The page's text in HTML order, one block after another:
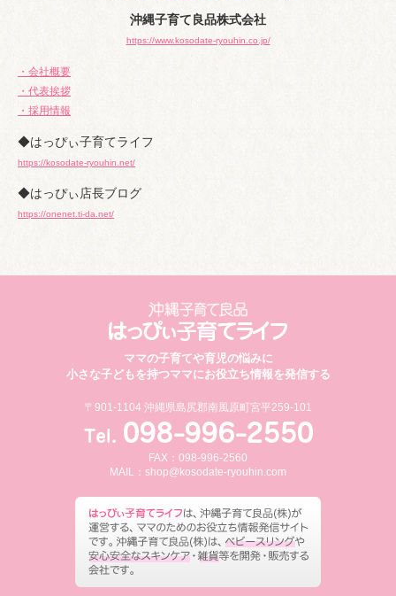
沖縄子育て良品株式会社
https://www.kosodate-ryouhin.co.jp/
・会社概要
・代表挨拶
・採用情報
◆はっぴぃ子育てライフ
https://kosodate-ryouhin.net/
◆はっぴぃ店長ブログ
https://onenet.ti-da.net/
ママの子育てや育児の悩みに
小さな子どもを持つママにお役立ち情報を発信する
〒901-1104 沖縄県島尻郡南風原町宮平259-101
FAX：098-996-2560
MAIL： shop@kosodate-ryouhin.com